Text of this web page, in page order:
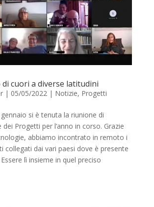
cuori a diverse latitudini
| 05/05/2022 | Notizie, Progetti
si è tenuta la riunione di
Progetti per l’anno in corso. Grazie
abbiamo incontrato in remoto i
collegati dai vari paesi dove è presente
lì insieme in quel preciso